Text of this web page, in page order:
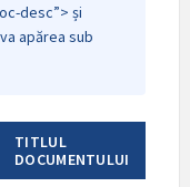
desc”> și
apărea sub
TITLUL
DOCUMENTULUI